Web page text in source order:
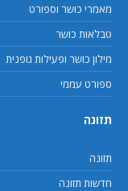
מאמרי כושר וספורט
טבלאות כושר
מילון כושר ופעילות גופנית
ספורט עממי
תזונה
תזונה
חדשות תזונה